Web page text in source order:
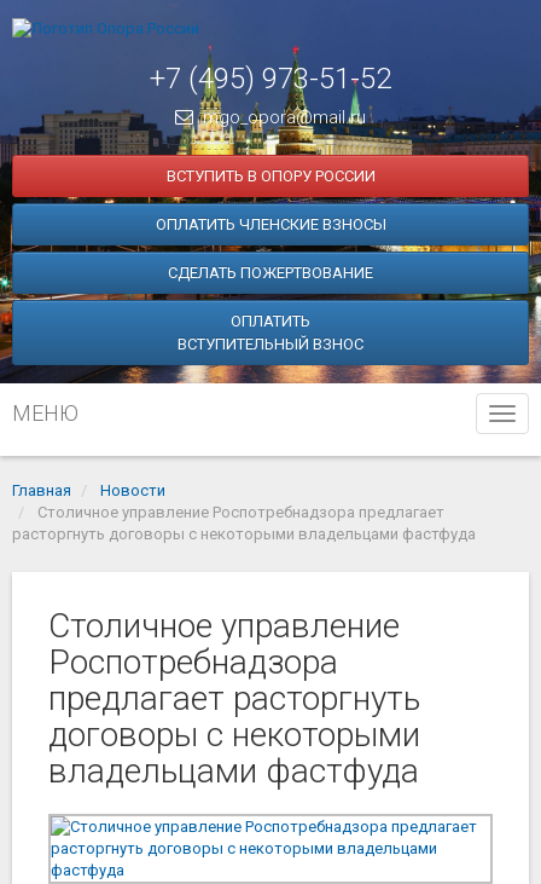
+7 (495) 973-51-52
mgo_opora@mail.ru
ВСТУПИТЬ В ОПОРУ РОССИИ
ОПЛАТИТЬ ЧЛЕНСКИЕ ВЗНОСЫ
СДЕЛАТЬ ПОЖЕРТВОВАНИЕ
ОПЛАТИТЬ
ВСТУПИТЕЛЬНЫЙ ВЗНОС
МЕНЮ
Главная
Новости
Столичное управление Роспотребнадзора предлагает
расторгнуть договоры с некоторыми владельцами фастфуда
Столичное управление
Роспотребнадзора
предлагает расторгнуть
договоры с некоторыми
владельцами фастфуда